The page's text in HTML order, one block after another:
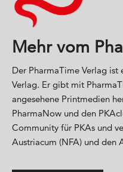
Mehr vom
Der PharmaTime Verlag ist
Verlag. Er gibt mit
angesehene Printmedien
PharmaNow und den
Community für PKAs und
Austriacum (NFA) und den